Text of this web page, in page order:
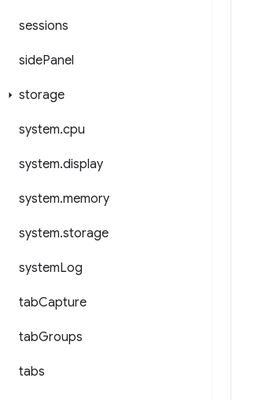
sessions
sidePanel
storage
system.cpu
system.display
system.memory
system.storage
systemLog
tabCapture
tabGroups
tabs